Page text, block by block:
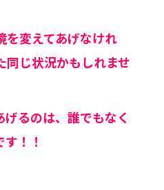
を変えてあげなけれ
同じ状況かもしれませ
るのは、誰でもなく
！！